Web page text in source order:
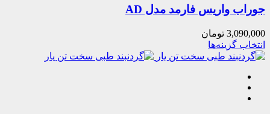
جوراب واریس فارمد مدل AD
3,090,000 تومان
انتخاب گزینه‌ها